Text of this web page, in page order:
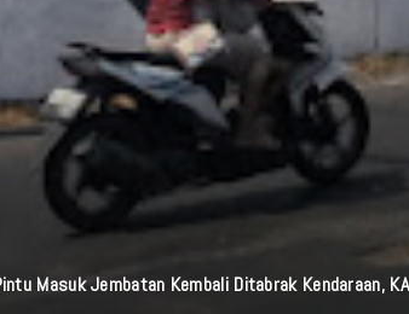
Perkuat Jaringan Media